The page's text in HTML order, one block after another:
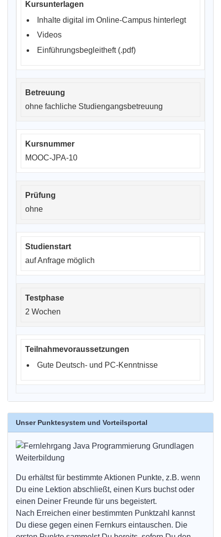
Inhalte digital im Online-Campus hinterlegt
Videos
Einführungsbegleitheft (.pdf)
ohne fachliche Studiengangsbetreuung
MOOC-JPA-10
ohne
auf Anfrage möglich
2 Wochen
Gute Deutsch- und PC-Kenntnisse
Unser Punktesystem und Vorteilsportal
Du erhältst für bestimmte Aktionen Punkte, z.B. wenn
Du eine Lektion abschließt, einen Kurs buchst oder
einen Deiner Freunde für uns begeistert.
Nach Erreichen einer bestimmten Punktzahl kannst
Du diese gegen einen Fernkurs eintauschen. Die